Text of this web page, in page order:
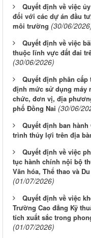
Quyết định về việc
đối với các dự án đầu
môi trường (30/06/
Quyết định về việc
thuộc lĩnh vực đất đai
(30/06/2026)
Quyết định phân
định mức sử dụng máy
chức, đơn vị, địa
phố Đồng Nai (30/06/
Quyết định ban
trình thủy lợi trên địa
Quyết định về việc
tục hành chính nội bộ
Văn hóa, Thể thao và
(01/07/2026)
Quyết định về việc
Trường Cao đẳng Kỹ
tích xuất sắc trong
(01/07/2026)